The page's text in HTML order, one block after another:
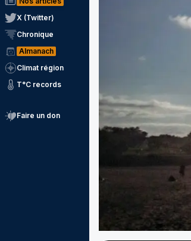
X (Twitter)
Chronique
Almanach
Climat région
T°C records
Faire un don